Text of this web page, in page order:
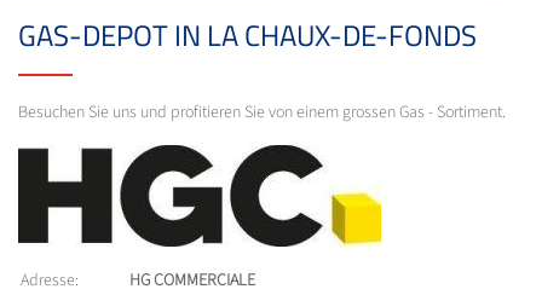
GAS-DEPOT IN LA CHAUX-DE-FONDS
Besuchen Sie uns und profitieren Sie von einem grossen Gas - Sortiment.
Adresse:
HG COMMERCIALE